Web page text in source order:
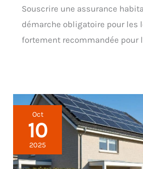
Souscrire une assurance
démarche obligatoire pour les
fortement recommandée pour
Oct
10
2025